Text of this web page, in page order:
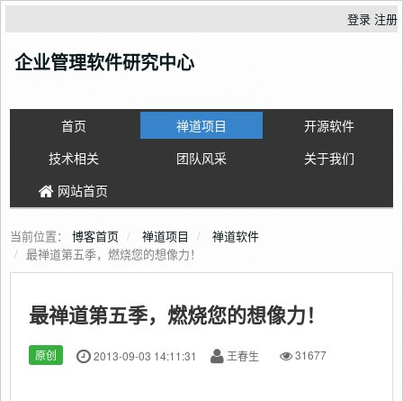
登录 注册
企业管理软件研究中心
首页 禅道项目
开源软件
技术相关
团队风采
关于我们
网站首页
当前位置： 博客首页 禅道项目
禅道软件
最禅道第五季，燃烧您的想像力！
最禅道第五季，燃烧您的想像力！
原创 2013-09-03 14:11:31 王春生 31677